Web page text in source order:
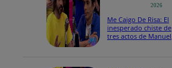
2026
Me Caigo De Risa: El
inesperado chiste de
tres actos de Manuel